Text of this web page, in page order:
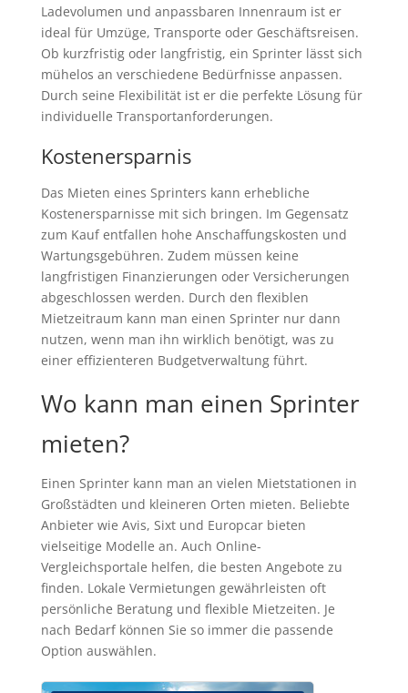
Ladevolumen und anpassbaren Innenraum ist er
ideal für Umzüge, Transporte oder Geschäftsreisen.
Ob kurzfristig oder langfristig, ein Sprinter lässt sich
mühelos an verschiedene Bedürfnisse anpassen.
Durch seine Flexibilität ist er die perfekte Lösung für
individuelle Transportanforderungen.
Kostenersparnis
Das Mieten eines Sprinters kann erhebliche
Kostenersparnisse mit sich bringen. Im Gegensatz
zum Kauf entfallen hohe Anschaffungskosten und
Wartungsgebühren. Zudem müssen keine
langfristigen Finanzierungen oder Versicherungen
abgeschlossen werden. Durch den flexiblen
Mietzeitraum kann man einen Sprinter nur dann
nutzen, wenn man ihn wirklich benötigt, was zu
einer effizienteren Budgetverwaltung führt.
Wo kann man einen Sprinter
mieten?
Einen Sprinter kann man an vielen Mietstationen in
Großstädten und kleineren Orten mieten. Beliebte
Anbieter wie Avis, Sixt und Europcar bieten
vielseitige Modelle an. Auch Online-
Vergleichsportale helfen, die besten Angebote zu
finden. Lokale Vermietungen gewährleisten oft
persönliche Beratung und flexible Mietzeiten. Je
nach Bedarf können Sie so immer die passende
Option auswählen.